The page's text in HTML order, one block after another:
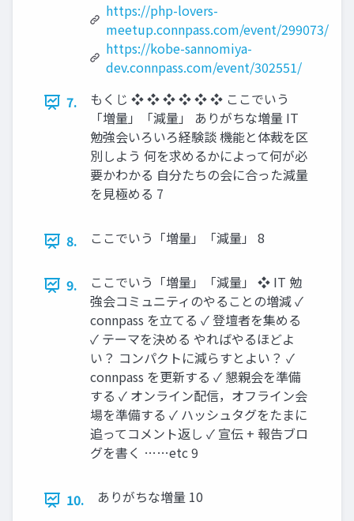
https://php-lovers-
meetup.connpass.com/event/299073/
https://kobe-sannomiya-
dev.connpass.com/event/302551/
7.
もくじ ❖ ❖ ❖ ❖ ❖ ❖ ここでいう
「増量」「減量」 ありがちな増量 IT
勉強会いろいろ経験談 機能と体裁を区
別しよう 何を求めるかによって何が必
要かわかる 自分たちの会に合った減量
を見極める 7
8. ここでいう「増量」「減量」 8
9.
ここでいう「増量」「減量」 ❖ IT 勉
強会コミュニティのやることの増減 ✓
connpass を立てる ✓ 登壇者を集める
✓ テーマを決める やればやるほどよ
い？ コンパクトに減らすとよい？ ✓
connpass を更新する ✓ 懇親会を準備
する ✓ オンライン配信，オフライン会
場を準備する ✓ ハッシュタグをたまに
追ってコメント返し ✓ 宣伝 + 報告ブロ
グを書く ……etc 9
10. ありがちな増量 10